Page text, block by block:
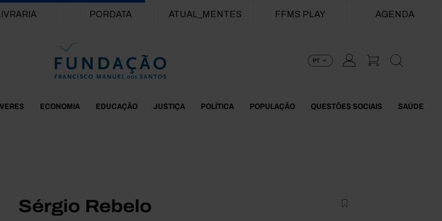
PORDATA ATUAL_MENTES FFMS PLAY AGENDA
PT
ECONOMIA EDUCAÇÃO JUSTIÇA POLÍTICA POPULAÇÃO QUESTÕES SOCIAIS SAÚDE
Sérgio Rebelo